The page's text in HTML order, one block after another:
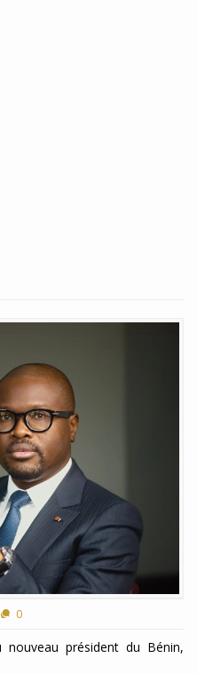
0
président du Bénin,